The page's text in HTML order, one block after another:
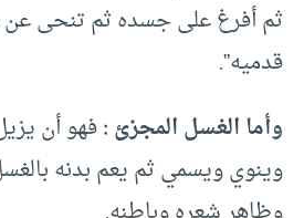
ثم أفرغ على جسده ثم تنحى
قدميه”.
وأما الغسل المجزئ :فهو أن
وينوي ويسمي ثم يعم بدنه